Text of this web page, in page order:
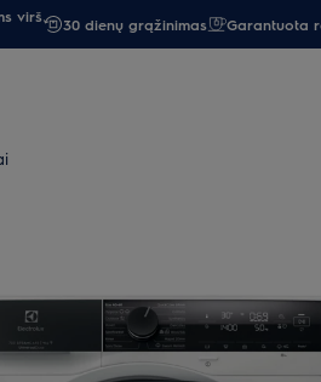
virš
30 dienų grąžinimas Garantuota